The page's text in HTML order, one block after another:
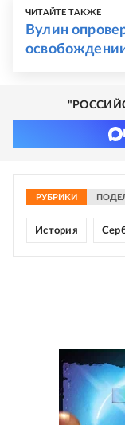
ЧИТАЙТЕ ТАКЖЕ
Вулин
РУБРИКИ
История